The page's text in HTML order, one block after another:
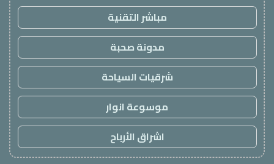
مباشر التقنية
مدونة صحبة
شرقيات السياحة
موسوعة انوار
اشراق الأرباح